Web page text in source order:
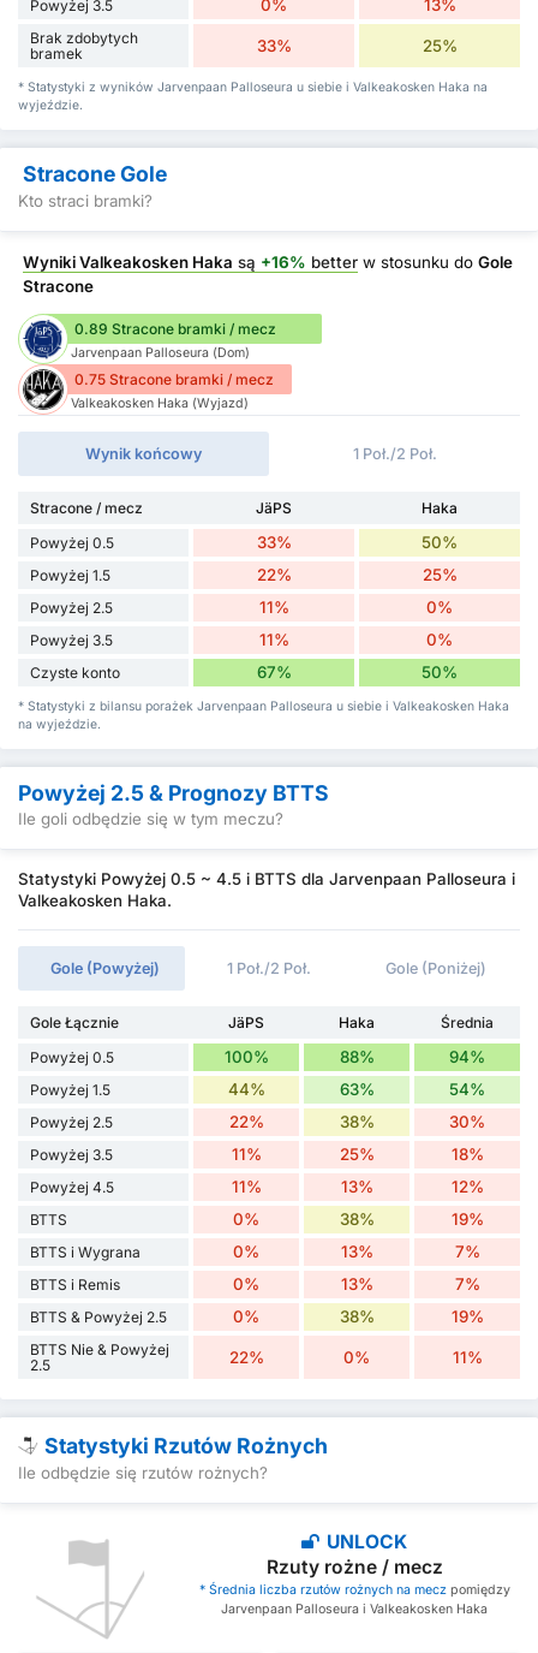
Powyżej 3.5 0% 13%
Brak zdobytych
bramek
33% 25%
* Statystyki z wyników Jarvenpaan Palloseura u siebie i Valkeakosken Haka na
wyjeździe.
Stracone Gole
Kto straci bramki?
Wyniki Valkeakosken Haka są +16% better w stosunku do Gole
Stracone
0.89 Stracone bramki / mecz
Jarvenpaan Palloseura (Dom)
0.75 Stracone bramki / mecz
Valkeakosken Haka (Wyjazd)
Wynik końcowy 1 Poł./2 Poł.
Stracone / mecz JäPS
Haka
Powyżej 0.5
33% 50%
Powyżej 1.5 22% 25%
Powyżej 2.5 11% 0%
Powyżej 3.5 11% 0%
Czyste konto 67% 50%
* Statystyki z bilansu porażek Jarvenpaan Palloseura u siebie i Valkeakosken Haka
na wyjeździe.
Powyżej 2.5 & Prognozy BTTS
Ile goli odbędzie się w tym meczu?
Statystyki Powyżej 0.5 ~ 4.5 i BTTS dla Jarvenpaan Palloseura i
Valkeakosken Haka.
Gole (Powyżej) 1 Poł./2 Poł. Gole (Poniżej)
Gole Łącznie JäPS Haka
Średnia
Powyżej 0.5
100% 88% 94%
Powyżej 1.5 44% 63% 54%
Powyżej 2.5 22% 38% 30%
Powyżej 3.5 11% 25% 18%
Powyżej 4.5 11% 13% 12%
BTTS 0% 38% 19%
BTTS i Wygrana 0% 13% 7%
BTTS i Remis 0% 13% 7%
BTTS & Powyżej 2.5 0% 38% 19%
BTTS Nie & Powyżej
2.5
22% 0% 11%
Statystyki Rzutów Rożnych
Ile odbędzie się rzutów rożnych?
UNLOCK
Rzuty rożne / mecz
* Średnia liczba rzutów rożnych na meczpomiędzy
Jarvenpaan Palloseura i Valkeakosken Haka